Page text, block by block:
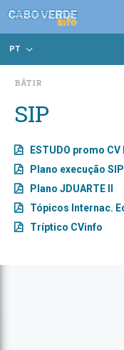
PT
BÂTIR
SIP
ESTUDO promo CV
Plano execução
Plano JDUARTE II
Tópicos Internac.
Tríptico CVinfo